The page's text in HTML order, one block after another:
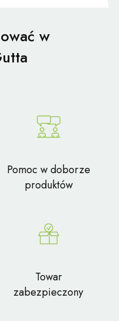
w
Pomoc w doborze
produktów
Towar
zabezpieczony